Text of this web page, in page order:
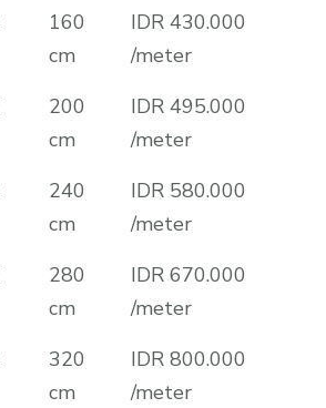
160
cm
IDR 430.000
/meter
200
cm
IDR 495.000
/meter
240
cm
IDR 580.000
/meter
280
cm
IDR 670.000
/meter
320
cm
IDR 800.000
/meter